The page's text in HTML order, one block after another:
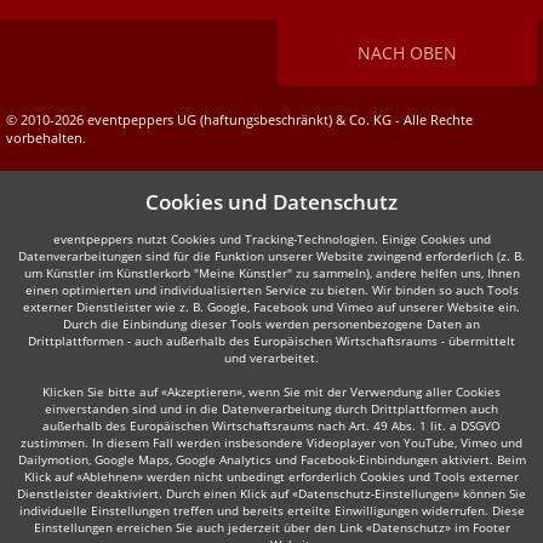
NACH OBEN
© 2010-2026 eventpeppers UG (haftungsbeschränkt) & Co. KG - Alle Rechte
vorbehalten.
Cookies und Datenschutz
eventpeppers nutzt Cookies und Tracking-Technologien. Einige Cookies und
Datenverarbeitungen sind für die Funktion unserer Website zwingend erforderlich (z. B.
um Künstler im Künstlerkorb "Meine Künstler" zu sammeln), andere helfen uns, Ihnen
einen optimierten und individualisierten Service zu bieten. Wir binden so auch Tools
externer Dienstleister wie z. B. Google, Facebook und Vimeo auf unserer Website ein.
Durch die Einbindung dieser Tools werden personenbezogene Daten an
Drittplattformen - auch außerhalb des Europäischen Wirtschaftsraums - übermittelt
und verarbeitet.
Klicken Sie bitte auf «Akzeptieren», wenn Sie mit der Verwendung aller Cookies
einverstanden sind und in die Datenverarbeitung durch Drittplattformen auch
außerhalb des Europäischen Wirtschaftsraums nach Art. 49 Abs. 1 lit. a DSGVO
zustimmen. In diesem Fall werden insbesondere Videoplayer von YouTube, Vimeo und
Dailymotion, Google Maps, Google Analytics und Facebook-Einbindungen aktiviert. Beim
Klick auf «Ablehnen» werden nicht unbedingt erforderlich Cookies und Tools externer
Dienstleister deaktiviert. Durch einen Klick auf «Datenschutz-Einstellungen» können Sie
individuelle Einstellungen treffen und bereits erteilte Einwilligungen widerrufen. Diese
Einstellungen erreichen Sie auch jederzeit über den Link «Datenschutz» im Footer